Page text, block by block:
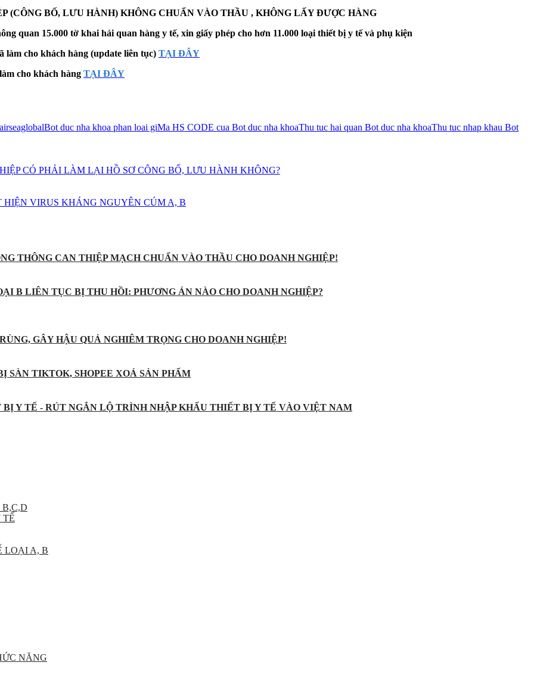
(CÔNG BỐ, LƯU HÀNH) KHÔNG CHUẨN VÀO THẦU , KHÔNG LẤY ĐƯỢC HÀNG
quan 15.000 tờ khai hải quan hàng y tế, xin giấy phép cho hơn 11.000 loại thiết bị y tế và phụ kiện
cho khách hàng (update liên tục) TẠI ĐÂY
cho khách hàng TẠI ĐÂY
Bot duc nha khoa phan loai giMa HS CODE cua Bot duc nha khoaThu tuc hai quan Bot duc nha khoaThu tuc nhap khau Bot
CÓ PHẢI LÀM LẠI HỒ SƠ CÔNG BỐ, LƯU HÀNH KHÔNG?
VIRUS KHÁNG NGUYÊN CÚM A, B
THÔNG CAN THIỆP MẠCH CHUẨN VÀO THẦU CHO DOANH NGHIỆP!
B LIÊN TỤC BỊ THU HỒI: PHƯƠNG ÁN NÀO CHO DOANH NGHIỆP?
GÂY HẬU QUẢ NGHIÊM TRỌNG CHO DOANH NGHIỆP!
SÀN TIKTOK, SHOPEE XOÁ SẢN PHẨM
Y TẾ - RÚT NGẮN LỘ TRÌNH NHẬP KHẨU THIẾT BỊ Y TẾ VÀO VIỆT NAM
TẾ
LOẠI A, B
NĂNG